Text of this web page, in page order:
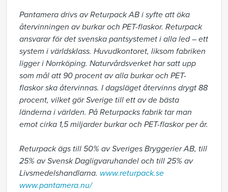
Pantamera drivs av Returpack AB i syfte att öka
återvinningen av burkar och PET-flaskor. Returpack
ansvarar för det svenska pantsystemet i alla led – ett
system i världsklass. Huvudkontoret, liksom fabriken
ligger i Norrköping. Naturvårdsverket har satt upp
som mål att 90 procent av alla burkar och PET-
flaskor ska återvinnas. I dagsläget återvinns drygt 88
procent, vilket gör Sverige till ett av de bästa
länderna i världen. På Returpacks fabrik tar man
emot cirka 1,5 miljarder burkar och PET-flaskor per år.
Returpack ägs till 50% av Sveriges Bryggerier AB, till
25% av Svensk Dagligvaruhandel och till 25% av
Livsmedelshandlarna. www.returpack.se
www.pantamera.nu/